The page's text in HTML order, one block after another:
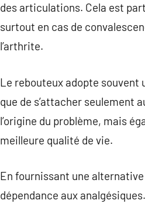
des articulations. Cela est
surtout en cas de
l’arthrite.
Le rebouteux adopte souvent
que de s’attacher seulement
l’origine du problème, mais
meilleure qualité de vie.
En fournissant une
dépendance aux